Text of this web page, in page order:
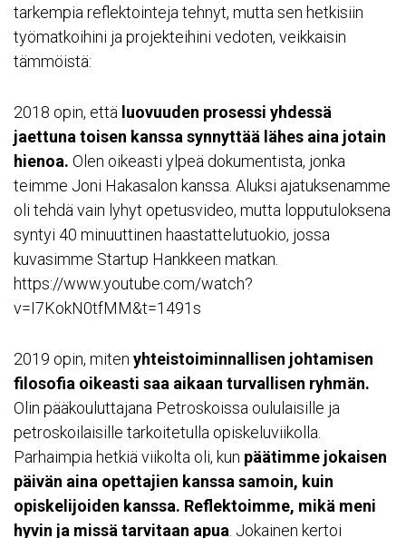
tarkempia reflektointeja tehnyt, mutta sen hetkisiin
työmatkoihini ja projekteihini vedoten, veikkaisin
tämmöistä:
2018 opin, että luovuuden prosessi yhdessä
jaettuna toisen kanssa synnyttää lähes aina jotain
hienoa. Olen oikeasti ylpeä dokumentista, jonka
teimme Joni Hakasalon kanssa. Aluksi ajatuksenamme
oli tehdä vain lyhyt opetusvideo, mutta lopputuloksena
syntyi 40 minuuttinen haastattelutuokio, jossa
kuvasimme Startup Hankkeen matkan.
https://www.youtube.com/watch?
v=I7KokN0tfMM&t=1491s
2019 opin, miten yhteistoiminnallisen johtamisen
filosofia oikeasti saa aikaan turvallisen ryhmän.
Olin pääkouluttajana Petroskoissa oululaisille ja
petroskoilaisille tarkoitetulla opiskeluviikolla.
Parhaimpia hetkiä viikolta oli, kun päätimme jokaisen
päivän aina opettajien kanssa samoin, kuin
opiskelijoiden kanssa. Reflektoimme, mikä meni
hyvin ja missä tarvitaan apua . Jokainen kertoi